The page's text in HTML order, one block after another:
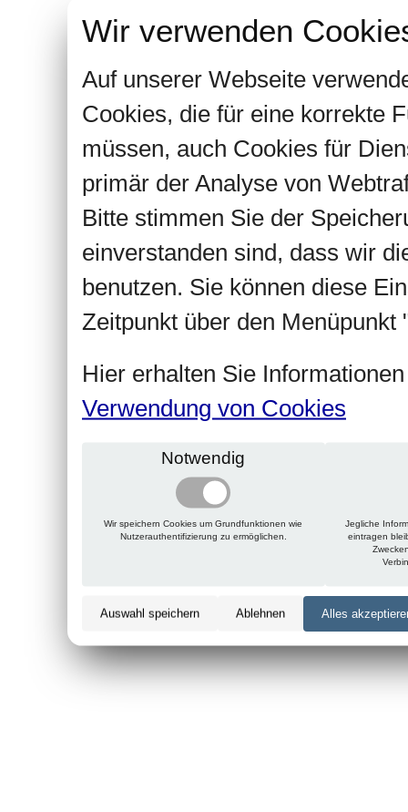
Wir verwenden
Auf unserer Webseite
Cookies, die für eine korrekte
müssen, auch Cookies für
primär der Analyse von
Bitte stimmen Sie der
einverstanden sind, dass wir
benutzen. Sie können diese
Zeitpunkt über den Menüpunkt
Hier erhalten Sie
Verwendung von Cookies
Notwendig
Wir speichern Cookies um Grundfunktionen wie
Nutzerauthentifizierung zu ermöglichen.
Jegliche
eintragen
Auswahl speichern Ablehnen Alles